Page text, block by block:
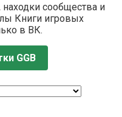
сообщества и
Книги игровых
в ВК.
GGB